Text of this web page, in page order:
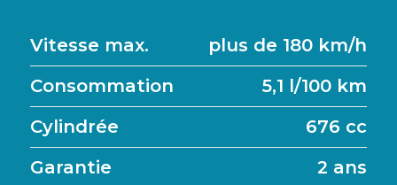
Vitesse max.
plus de 180 km/h
Consommation
5,1 l/100 km
Cylindrée
676 cc
Garantie
2 ans